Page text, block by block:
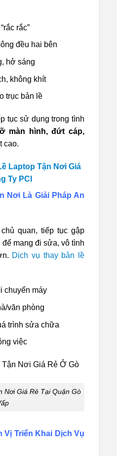
rắc”
đều hai bên
hở sáng
không khít
trục bản lề
tục sử dụng trong tình
màn hình, đứt cáp,
cao.
Laptop Tận Nơi Giá
Ty PCI
Nơi Là Giải Pháp An
quan, tiếp tục gập
mang đi sửa, vô tình
Dịch vụ thay bản lề
chuyển máy
văn phòng
trình sửa chữa
việc
Nơi Giá Rẻ Tại Quận Gò
Vị Triển Khai Dịch Vụ